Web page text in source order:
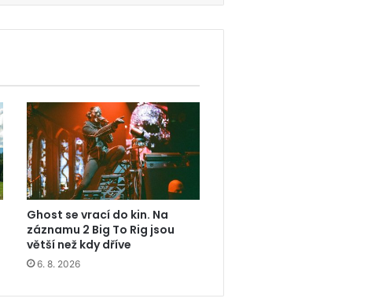
Ghost se vrací do kin. Na
záznamu 2 Big To Rig jsou
větší než kdy dříve
6. 8. 2026